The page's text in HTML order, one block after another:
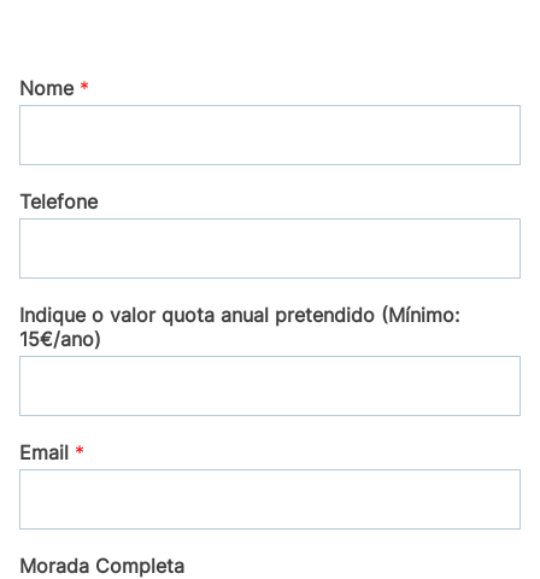
Nome *
Telefone
Indique o valor quota anual pretendido (Mínimo:
15€/ano)
Email *
Morada Completa